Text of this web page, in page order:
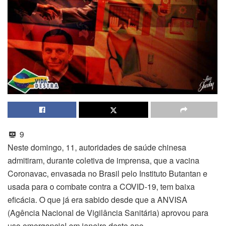
9
Neste domingo, 11, autoridades de saúde chinesa
admitiram, durante coletiva de imprensa, que a vacina
Coronavac, envasada no Brasil pelo Instituto Butantan e
usada para o combate contra a COVID-19, tem baixa
eficácia. O que já era sabido desde que a ANVISA
(Agência Nacional de Vigilância Sanitária) aprovou para